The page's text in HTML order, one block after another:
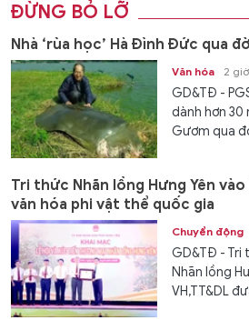
ĐỪNG BỎ LỠ
Nhà ‘rùa học’ Hà Đình Đức qua
Văn hóa 2
GD&TĐ -
dành hơn 30
Gươm qua
Tri thức Nhãn lồng Hưng Yên vào
văn hóa phi vật thể quốc gia
Chuyển động
GD&TĐ - Tri
Nhãn lồng
VH,TT&DL